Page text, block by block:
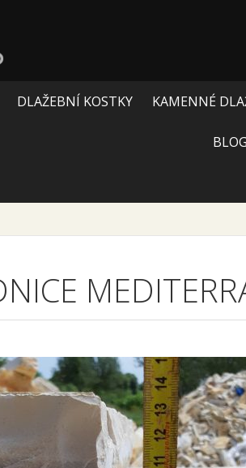
DLAŽEBNÍ KOSTKY KAMENNÉ
BLOG